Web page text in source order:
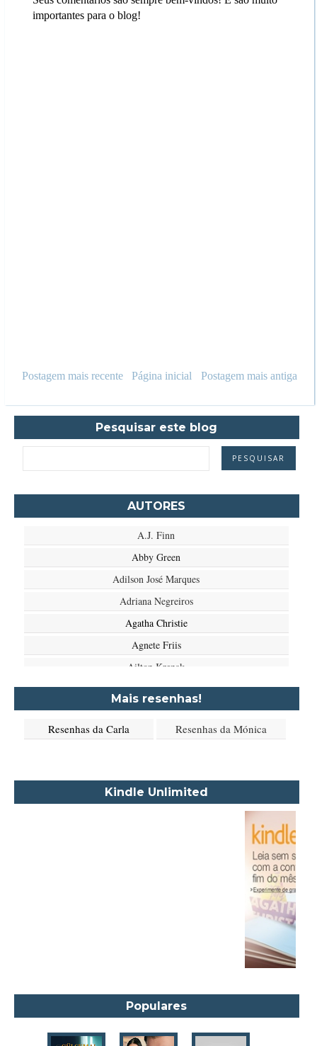
importantes para o blog!
Postagem mais recente Postagem mais antiga
Página inicial
Pesquisar este blog
AUTORES
A.J. Finn
Abby Green
Adilson José Marques
Adriana Negreiros
Agatha Christie
Agnete Friis
Ailton Krenak
Aimée de Jongh
Aione Simões
Alexandre Dumas Filho
Angela Marsons
Anne Frank
Anne Gracie
Mais resenhas!
Resenhas da Carla Resenhas da Mónica
Kindle Unlimited
Populares